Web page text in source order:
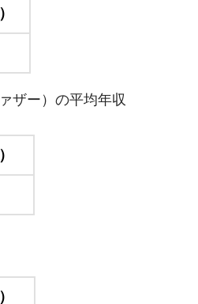
ザー）の平均年収